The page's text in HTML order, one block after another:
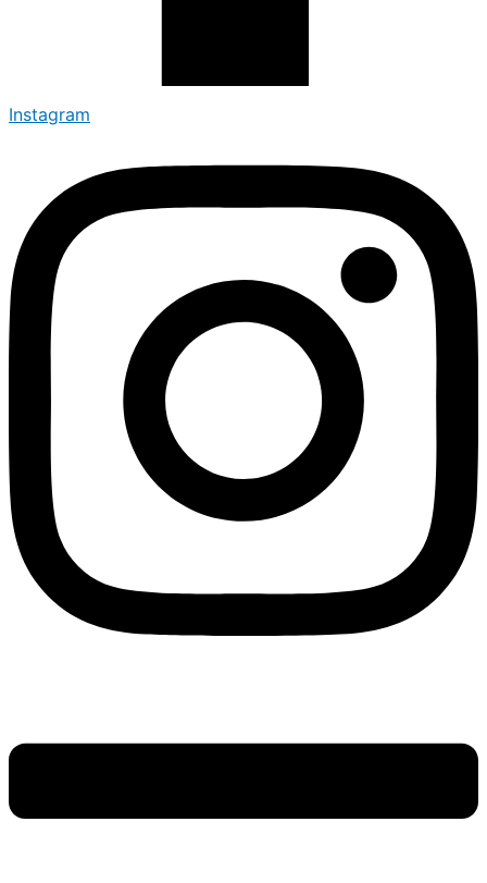
Instagram